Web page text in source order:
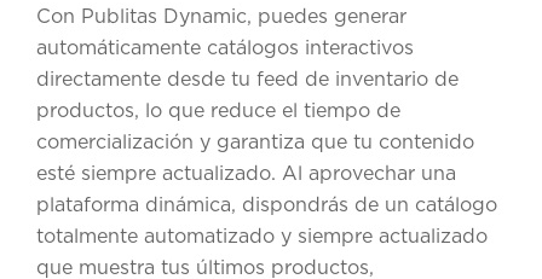
Con Publitas Dynamic, puedes generar
automáticamente catálogos interactivos
directamente desde tu feed de inventario de
productos, lo que reduce el tiempo de
comercialización y garantiza que tu contenido
esté siempre actualizado. Al aprovechar una
plataforma dinámica, dispondrás de un catálogo
totalmente automatizado y siempre actualizado
que muestra tus últimos productos,